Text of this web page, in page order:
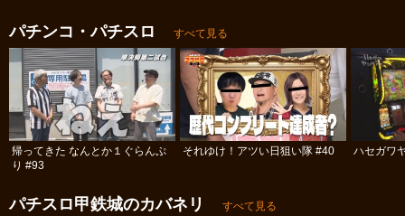
パチンコ・パチスロ すべて見る
帰ってきた なんとか１ぐらんぷ
り #93
それゆけ！アツい日狙い隊 #40 ハセガワ
パチスロ甲鉄城のカバネリ すべて見る